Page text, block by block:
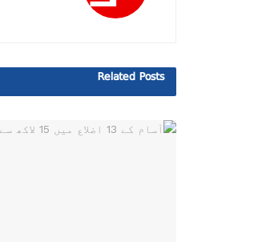
Related Posts